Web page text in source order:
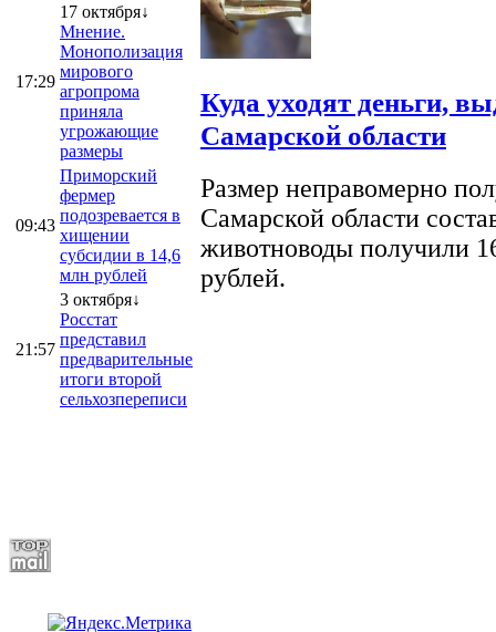
17:29
17 октября↓
Мнение.
Монополизация
мирового
агропрома
приняла
угрожающие
размеры
09:43
Приморский
фермер
подозревается в
хищении
субсидии в 14,6
млн рублей
21:57
3 октября↓
Росстат
представил
предварительные
итоги второй
сельхозпереписи
Куда уходят деньги,
Самарской области
Размер неправомерно
Самарской области
животноводы получили
рублей.